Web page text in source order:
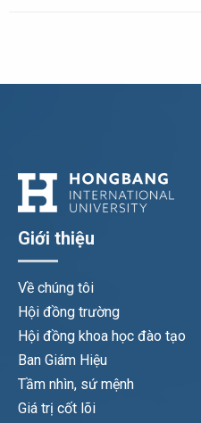
Giới thiệu
Về chúng tôi
Hội đồng trường
Hội đồng khoa học đào tạo
Ban Giám Hiệu
Tầm nhìn, sứ mệnh
Giá trị cốt lõi